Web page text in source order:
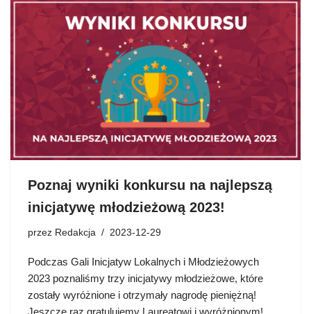
Poznaj wyniki konkursu na najlepszą
inicjatywę młodzieżową 2023!
przez Redakcja 2023-12-29
Podczas Gali Inicjatyw Lokalnych i Młodzieżowych
2023 poznaliśmy trzy inicjatywy młodzieżowe, które
zostały wyróżnione i otrzymały nagrodę pieniężną!